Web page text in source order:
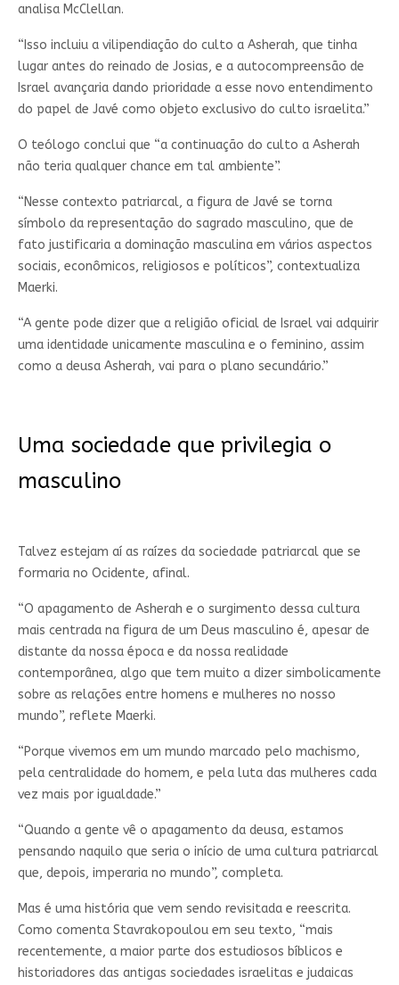
analisa McClellan.
“Isso incluiu a vilipendiação do culto a Asherah, que tinha
lugar antes do reinado de Josias, e a autocompreensão de
Israel avançaria dando prioridade a esse novo entendimento
do papel de Javé como objeto exclusivo do culto israelita.”
O teólogo conclui que “a continuação do culto a Asherah
não teria qualquer chance em tal ambiente”.
“Nesse contexto patriarcal, a figura de Javé se torna
símbolo da representação do sagrado masculino, que de
fato justificaria a dominação masculina em vários aspectos
sociais, econômicos, religiosos e políticos”, contextualiza
Maerki.
“A gente pode dizer que a religião oficial de Israel vai adquirir
uma identidade unicamente masculina e o feminino, assim
como a deusa Asherah, vai para o plano secundário.”
Uma sociedade que privilegia o
masculino
Talvez estejam aí as raízes da sociedade patriarcal que se
formaria no Ocidente, afinal.
“O apagamento de Asherah e o surgimento dessa cultura
mais centrada na figura de um Deus masculino é, apesar de
distante da nossa época e da nossa realidade
contemporânea, algo que tem muito a dizer simbolicamente
sobre as relações entre homens e mulheres no nosso
mundo”, reflete Maerki.
“Porque vivemos em um mundo marcado pelo machismo,
pela centralidade do homem, e pela luta das mulheres cada
vez mais por igualdade.”
“Quando a gente vê o apagamento da deusa, estamos
pensando naquilo que seria o início de uma cultura patriarcal
que, depois, imperaria no mundo”, completa.
Mas é uma história que vem sendo revisitada e reescrita.
Como comenta Stavrakopoulou em seu texto, “mais
recentemente, a maior parte dos estudiosos bíblicos e
historiadores das antigas sociedades israelitas e judaicas